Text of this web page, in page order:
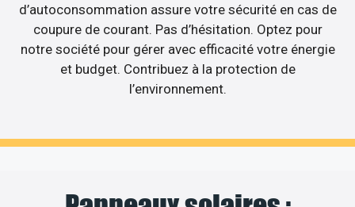
d’autoconsommation assure votre sécurité en cas de
coupure de courant. Pas d’hésitation. Optez pour
notre société pour gérer avec efficacité votre énergie
et budget. Contribuez à la protection de
l’environnement.